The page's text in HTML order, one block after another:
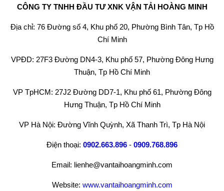
CÔNG TY TNHH ĐẦU TƯ XNK VẬN TẢI HOÀNG MINH
Địa chỉ: 76 Đường số 4, Khu phố 20, Phường Bình Tân, Tp Hồ
Chí Minh
VPĐD: 27F3 Đường DN4-3, Khu phố 57, Phường Đông Hưng
Thuận, Tp Hồ Chí Minh
VP TpHCM: 27J2 Đường DD7-1, Khu phố 61, Phường Đông
Hưng Thuận, Tp Hồ Chí Minh
VP Hà Nội: Đường Vĩnh Quỳnh, Xã Thanh Trì, Tp Hà Nội
Điện thoại: 0902.663.896 - 0909.768.896
Email: lienhe@vantaihoangminh.com
Website: www.vantaihoangminh.com